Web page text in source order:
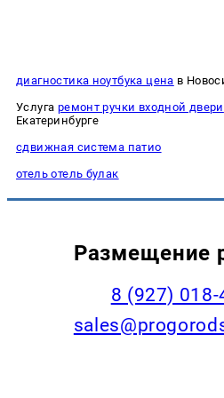
диагностика ноутбука цена в
Услуга ремонт ручки входной двери
Екатеринбурге
сдвижная система патио
отель отель булак
Размещение
8 (927) 018-